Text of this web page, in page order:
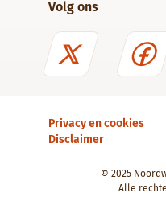
Volg ons
© 2025
Alle
Privacy en cookies
Disclaimer